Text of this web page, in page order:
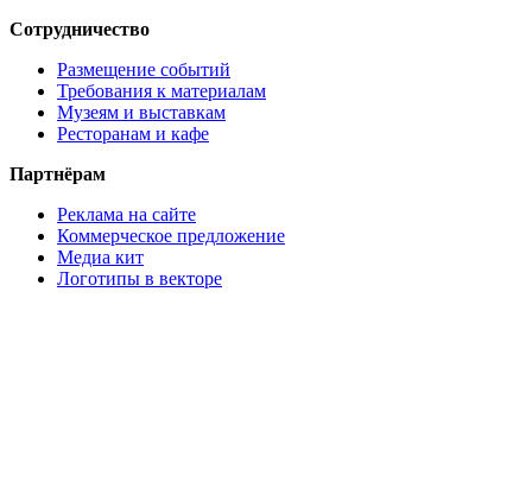
Сотрудничество
Размещение событий
Требования к материалам
Музеям и выставкам
Ресторанам и кафе
Партнёрам
Реклама на сайте
Коммерческое предложение
Медиа кит
Логотипы в векторе